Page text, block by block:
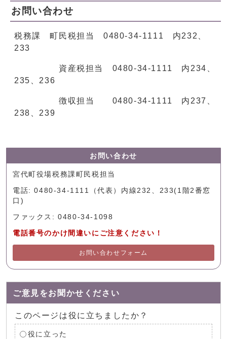
お問い合わせ
税務課 町民税担当 0480-34-1111 内232、
233
資産税担当 0480-34-1111 内234、
235、236
徴収担当 0480-34-1111 内237、
238、239
お問い合わせ
宮代町役場税務課町民税担当
電話: 0480-34-1111（代表）内線232、233(1階2番窓
口)
ファックス: 0480-34-1098
電話番号のかけ間違いにご注意ください！
お問い合わせフォーム
ご意見をお聞かせください
このページは役に立ちましたか？
役に立った